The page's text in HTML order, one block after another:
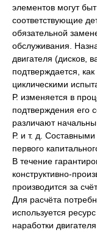
элементов могут
соответствующие
обязательной
обслуживания.
двигателя (дисков,
подтверждается,
циклическими
Р. изменяется в
подтверждения его
различают
Р. и т. д.
первого
В течение
конструктивно-
производится за
Для расчёта
используется
наработки